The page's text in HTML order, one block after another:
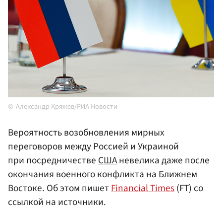
Александр Кряжев/РИА Новости
Вероятность возобновления мирных
переговоров между Россией и Украиной
при посредничествеСШАневелика даже после
окончания военного конфликта на Ближнем
Востоке. Об этом пишетFinancial Times(FT) со
ссылкой на источники.